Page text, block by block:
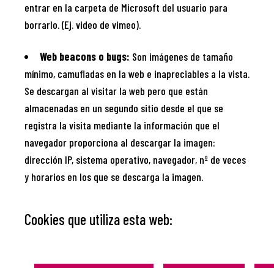
entrar en la carpeta de Microsoft del usuario para
borrarlo. (Ej. video de vimeo).
Web beacons o bugs: Son imágenes de tamaño
mínimo, camufladas en la web e inapreciables a la vista.
Se descargan al visitar la web pero que están
almacenadas en un segundo sitio desde el que se
registra la visita mediante la información que el
navegador proporciona al descargar la imagen:
dirección IP, sistema operativo, navegador, nº de veces
y horarios en los que se descarga la imagen.
Cookies que utiliza esta web: